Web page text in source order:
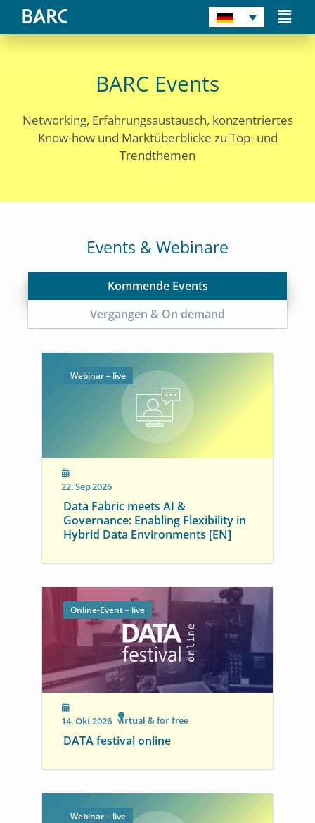
Zum
Inhalt
Main
BARC Events
Networking, Erfahrungsaustausch, konzentriertes
Know-how und Marktüberblicke zu Top- und
Trendthemen
Events & Webinare
Kommende Events
Vergangen & On demand
Webinar – live
22. Sep 2026
Data Fabric meets AI &
Governance: Enabling Flexibility in
Hybrid Data Environments [EN]
Online-Event – live
14. Okt 2026 virtual & for free
DATA festival online
Webinar – live